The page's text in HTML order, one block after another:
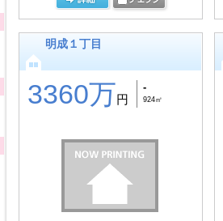
明成１丁目
3360万円
-
924㎡